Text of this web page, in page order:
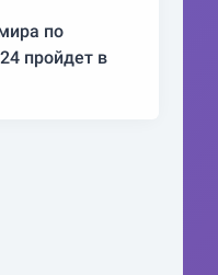
по
пройдет в